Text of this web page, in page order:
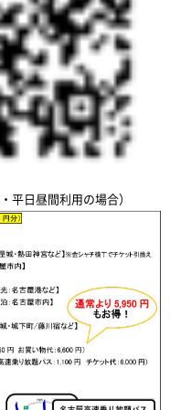
日昼間利用の場合）